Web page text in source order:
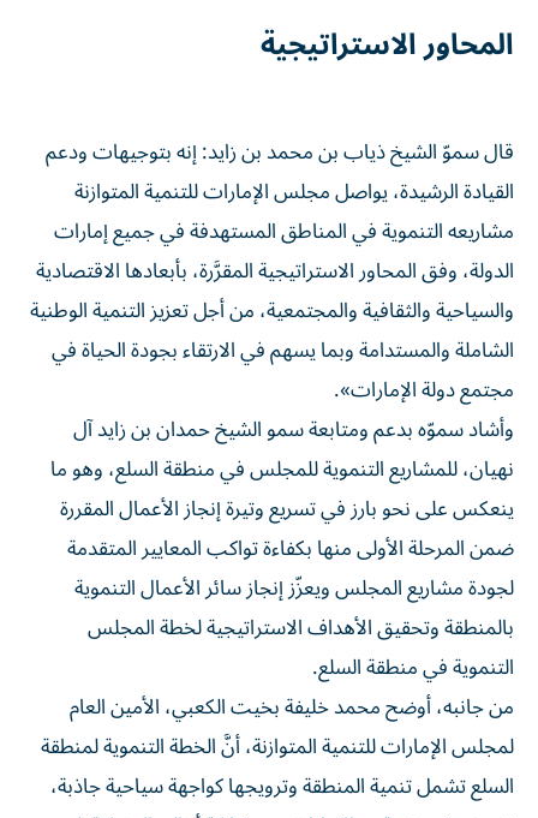
المحاور الاستراتيجية
قال سموّ الشيخ ذياب بن محمد بن زايد: إنه بتوجيهات ودعم
القيادة الرشيدة، يواصل مجلس الإمارات للتنمية المتوازنة
مشاريعه التنموية في المناطق المستهدفة في جميع إمارات
الدولة، وفق المحاور الاستراتيجية المقرَّرة، بأبعادها الاقتصادية
والسياحية والثقافية والمجتمعية، من أجل تعزيز التنمية الوطنية
الشاملة والمستدامة وبما يسهم في الارتقاء بجودة الحياة في
مجتمع دولة الإمارات».
وأشاد سموّه بدعم ومتابعة سمو الشيخ حمدان بن زايد آل
نهيان، للمشاريع التنموية للمجلس في منطقة السلع، وهو ما
ينعكس على نحو بارز في تسريع وتيرة إنجاز الأعمال المقررة
ضمن المرحلة الأولى منها بكفاءة تواكب المعايير المتقدمة
لجودة مشاريع المجلس ويعزّز إنجاز سائر الأعمال التنموية
بالمنطقة وتحقيق الأهداف الاستراتيجية لخطة المجلس
التنموية في منطقة السلع.
من جانبه، أوضح محمد خليفة بخيت الكعبي، الأمين العام
لمجلس الإمارات للتنمية المتوازنة، أنَّ الخطة التنموية لمنطقة
السلع تشمل تنمية المنطقة وترويجها كواجهة سياحية جاذبة،